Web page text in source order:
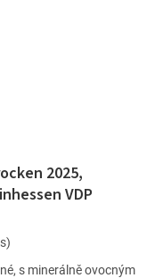
2025,
VDP
s minerálně ovocným